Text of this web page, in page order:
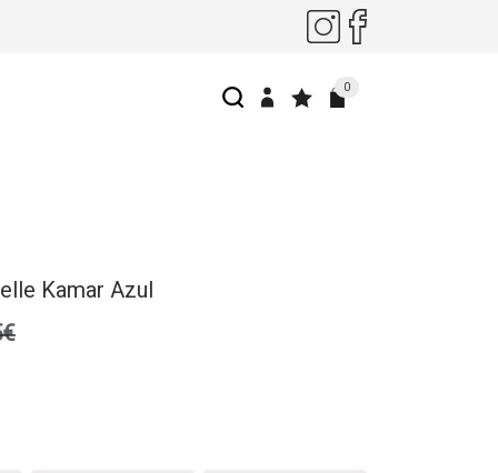
0
Kamar Azul